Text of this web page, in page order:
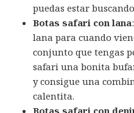
puedas estar
Botas safari con lana
lana para cuando
conjunto que tengas
safari una bonita
y consigue una
calentita.
Botas safari con